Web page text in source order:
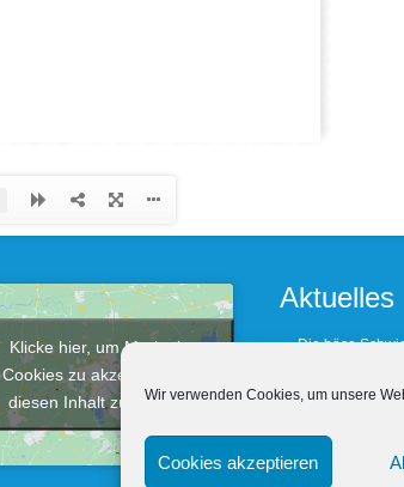
Wir verwenden Cookies, um unsere
Cookies akzeptieren
Klicke hier, um Marketing-
Cookies zu akzeptieren und
diesen Inhalt zu aktivieren
Aktuelles
Die böse